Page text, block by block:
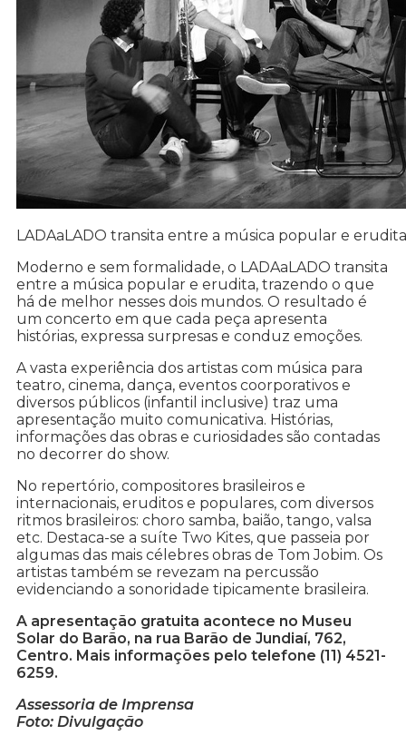
LADAaLADO transita entre a música popular e erudita
Moderno e sem formalidade, o LADAaLADO transita
entre a música popular e erudita, trazendo o que
há de melhor nesses dois mundos. O resultado é
um concerto em que cada peça apresenta
histórias, expressa surpresas e conduz emoções.
A vasta experiência dos artistas com música para
teatro, cinema, dança, eventos coorporativos e
diversos públicos (infantil inclusive) traz uma
apresentação muito comunicativa. Histórias,
informações das obras e curiosidades são contadas
no decorrer do show.
No repertório, compositores brasileiros e
internacionais, eruditos e populares, com diversos
ritmos brasileiros: choro samba, baião, tango, valsa
etc. Destaca-se a suíte Two Kites, que passeia por
algumas das mais célebres obras de Tom Jobim. Os
artistas também se revezam na percussão
evidenciando a sonoridade tipicamente brasileira.
A apresentação gratuita acontece no Museu
Solar do Barão, na rua Barão de Jundiaí, 762,
Centro. Mais informações pelo telefone (11) 4521-
6259.
Assessoria de Imprensa
Foto: Divulgação